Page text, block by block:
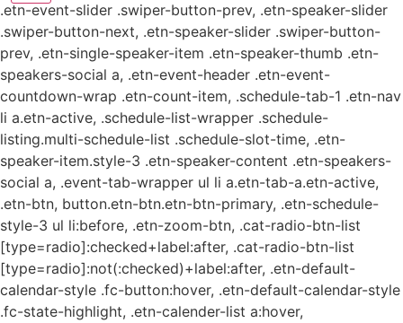
.etn-event-slider .swiper-button-prev, .etn-speaker-slider
.swiper-button-next, .etn-speaker-slider .swiper-button-
prev, .etn-single-speaker-item .etn-speaker-thumb .etn-
speakers-social a, .etn-event-header .etn-event-
countdown-wrap .etn-count-item, .schedule-tab-1 .etn-nav
li a.etn-active, .schedule-list-wrapper .schedule-
listing.multi-schedule-list .schedule-slot-time, .etn-
speaker-item.style-3 .etn-speaker-content .etn-speakers-
social a, .event-tab-wrapper ul li a.etn-tab-a.etn-active,
.etn-btn, button.etn-btn.etn-btn-primary, .etn-schedule-
style-3 ul li:before, .etn-zoom-btn, .cat-radio-btn-list
[type=radio]:checked+label:after, .cat-radio-btn-list
[type=radio]:not(:checked)+label:after, .etn-default-
calendar-style .fc-button:hover, .etn-default-calendar-style
.fc-state-highlight, .etn-calender-list a:hover,